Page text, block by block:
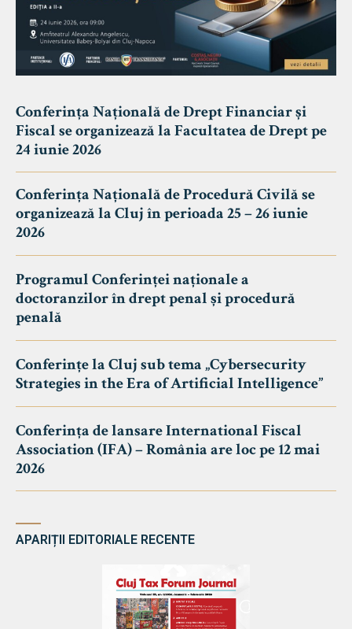
Conferința Națională de Drept Financiar și
Fiscal se organizează la Facultatea de Drept pe
24 iunie 2026
Conferința Națională de Procedură Civilă se
organizează la Cluj în perioada 25 – 26 iunie
2026
Programul Conferinței naționale a
doctoranzilor în drept penal și procedură
penală
Conferințe la Cluj sub tema „Cybersecurity
Strategies in the Era of Artificial Intelligence”
Conferința de lansare International Fiscal
Association (IFA) – România are loc pe 12 mai
2026
APARIȚII EDITORIALE RECENTE